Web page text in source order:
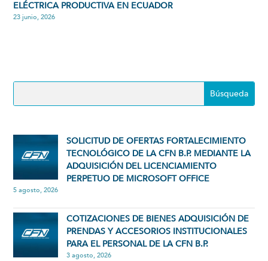
ELÉCTRICA PRODUCTIVA EN ECUADOR
23 junio, 2026
SOLICITUD DE OFERTAS FORTALECIMIENTO
TECNOLÓGICO DE LA CFN B.P. MEDIANTE LA
ADQUISICIÓN DEL LICENCIAMIENTO
PERPETUO DE MICROSOFT OFFICE
5 agosto, 2026
COTIZACIONES DE BIENES ADQUISICIÓN DE
PRENDAS Y ACCESORIOS INSTITUCIONALES
PARA EL PERSONAL DE LA CFN B.P.
3 agosto, 2026